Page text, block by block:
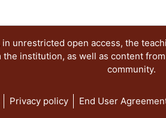
apuntaló la lucha
lugar, al problematizar
movimiento #YoSoy132,
unrestricted open access, the
institution, as well as content
community.
Privacy policy End User